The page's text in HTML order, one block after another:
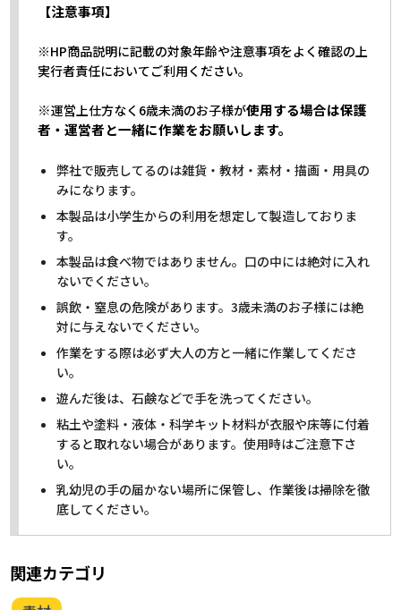
【注意事項】
※HP商品説明に記載の対象年齢や注意事項をよく確認の上
実行者責任においてご利用ください。
※運営上仕方なく6歳未満のお子様が使用する場合は保護
者・運営者と一緒に作業をお願いします。
弊社で販売してるのは雑貨・教材・素材・描画・用具の
みになります。
本製品は小学生からの利用を想定して製造しておりま
す。
本製品は食べ物ではありません。口の中には絶対に入れ
ないでください。
誤飲・窒息の危険があります。3歳未満のお子様には絶
対に与えないでください。
作業をする際は必ず大人の方と一緒に作業してくださ
い。
遊んだ後は、石鹸などで手を洗ってください。
粘土や塗料・液体・科学キット材料が衣服や床等に付着
すると取れない場合があります。使用時はご注意下さ
い。
乳幼児の手の届かない場所に保管し、作業後は掃除を徹
底してください。
関連カテゴリ